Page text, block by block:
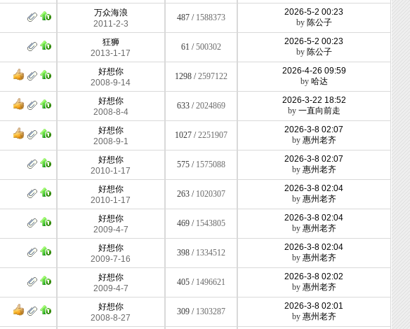
万众海浪
2011-2-3
487 / 1588373
2026-5-2 00:23
by 陈公子
狂狮
2013-1-17
61 /500302
2026-5-2 00:23
by 陈公子
好想你
2008-9-14
1298 /2597122
2026-4-26 09:59
by 哈达
好想你
2008-8-4
633 /2024869
2026-3-22 18:52
by 一直向前走
好想你
2008-9-1
1027 /2251907
2026-3-8 02:07
by 惠州老齐
好想你
2010-1-17
575 / 1575088
2026-3-8 02:07
by 惠州老齐
好想你
2010-1-17
263 / 1020307
2026-3-8 02:04
by 惠州老齐
好想你
2009-4-7
469 / 1543805
2026-3-8 02:04
by 惠州老齐
好想你
2009-7-16
398 / 1334512
2026-3-8 02:04
by 惠州老齐
好想你
2009-4-7
405 / 1496621
2026-3-8 02:02
by 惠州老齐
好想你
2008-8-27
309 / 1303287
2026-3-8 02:01
by 惠州老齐